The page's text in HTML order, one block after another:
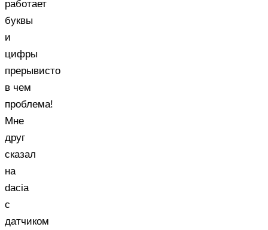
работает
буквы
и
цифры
прерывисто
в чем
проблема!
Мне
друг
сказал
на
dacia
с
датчиком